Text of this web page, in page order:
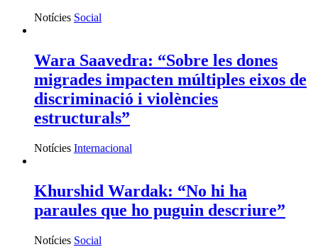
Notícies Social
Wara Saavedra: “Sobre les dones
migrades impacten múltiples eixos de
discriminació i violències
estructurals”
Notícies Internacional
Khurshid Wardak: “No hi ha
paraules que ho puguin descriure”
Notícies Social